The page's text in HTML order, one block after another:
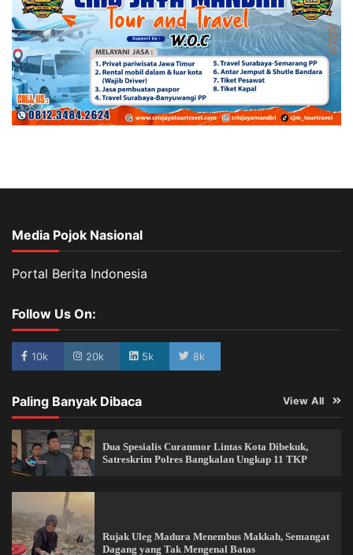
Media Pojok Nasional
Portal Berita Indonesia
Follow Us On:
10k 20k 5k 8k
Paling Banyak Dibaca View All
Dua Spesialis Curanmor Lintas Kota Dibekuk,
Satreskrim Polres Bangkalan Ungkap 11 TKP
Rujak Uleg Madura Menembus Makkah, Semangat
Dagang yang Tak Mengenal Batas